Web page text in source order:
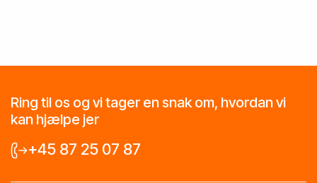
Ring til os og vi tager en snak om, hvordan vi
kan hjælpe jer
+45 87 25 07 87